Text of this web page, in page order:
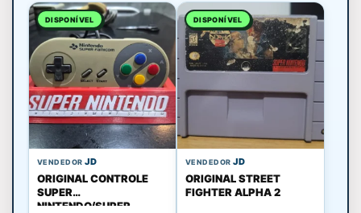
DISPONÍVEL
VENDEDORJD
ORIGINAL CONTROLE
SUPER
NINTENDO/SUPER
DISPONÍVEL
VENDEDORJD
ORIGINAL STREET
FIGHTER ALPHA 2